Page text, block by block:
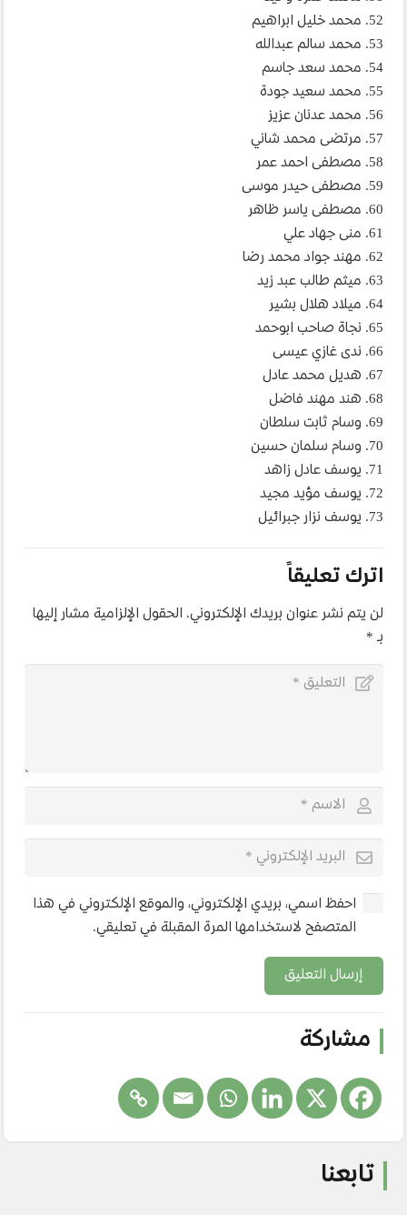
52. محمد خليل ابراهيم
53. محمد سالم عبدالله
54. محمد سعد جاسم
55. محمد سعيد جودة
56. محمد عدنان عزيز
57. مرتضى محمد شاني
58. مصطفى احمد عمر
59. مصطفى حيدر موسى
60. مصطفى ياسر ظاهر
61. منى جهاد علي
62. مهند جواد محمد رضا
63. ميثم طالب عبد زيد
64. ميلاد هلال بشير
65. نجاة صاحب ابوحمد
66. ندى غازي عيسى
67. هديل محمد عادل
68. هند مهند فاضل
69. وسام ثابت سلطان
70. وسام سلمان حسين
71. يوسف عادل زاهد
72. يوسف مؤيد مجيد
73. يوسف نزار جبرائيل
اترك تعليقاً
لن يتم نشر عنوان بريدك الإلكتروني. الحقول الإلزامية مشار إليها
بـ *
احفظ اسمي، بريدي الإلكتروني، والموقع الإلكتروني في هذا
المتصفح لاستخدامها المرة المقبلة في تعليقي.
إرسال التعليق
مشاركة
تابعنا